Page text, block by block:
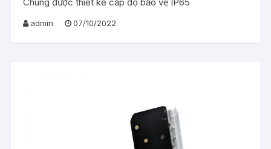
Chúng được thiết kế cấp độ bảo vệ IP65
admin 07/10/2022